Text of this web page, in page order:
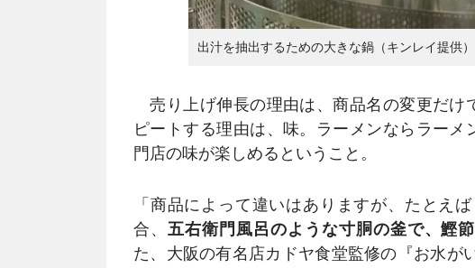
出汁を抽出するための大きな鍋（キンレイ提供）
売り上げ伸長の理由は、商品名の変更だけ
ピートする理由は、味。ラーメンならラー
門店の味が楽しめるということ。
「商品によって違いはありますが、たとえ
合、 五右衛門風呂のような寸胴の釜で、鰹
た、大阪の有名店カドヤ食堂監修の『お水が